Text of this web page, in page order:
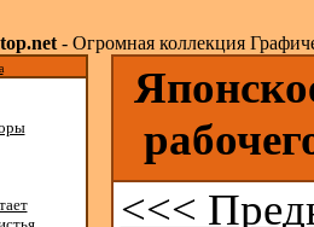
- Огромная коллекция
<<<